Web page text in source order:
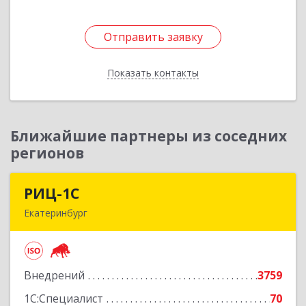
Отправить заявку
Показать контакты
Отправить заявку
Назад
Ближайшие партнеры из соседних
регионов
РИЦ-1С
Екатеринбург
Внедрений
3759
1С:Специалист
70
Подробнее